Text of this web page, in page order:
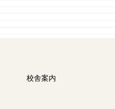
校舎案内